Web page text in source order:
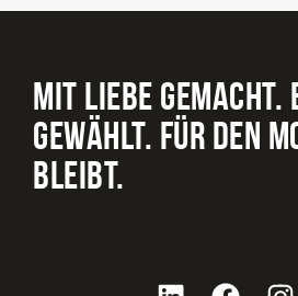
MIT LIEBE GEMACHT.
GEWÄHLT. FÜR DEN
BLEIBT.